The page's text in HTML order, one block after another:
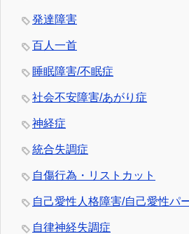
発達障害
百人一首
睡眠障害/不眠症
社会不安障害/あがり症
神経症
統合失調症
自傷行為・リストカット
自己愛性人格障害/自己愛性パ
自律神経失調症